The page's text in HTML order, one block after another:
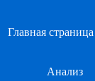
Главная страница
Анализ